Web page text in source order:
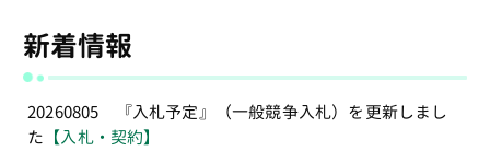
新着情報
20260805 『入札予定』（一般競争入札）を更新しまし
た 【入札・契約】